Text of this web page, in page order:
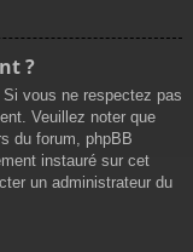
?
vous ne respectez pas
Veuillez noter que
du forum, phpBB
instauré sur cet
un administrateur du